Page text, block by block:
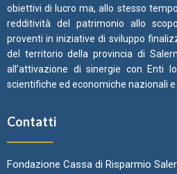
obiettivi di lucro ma, allo stesso
redditività del patrimonio allo
proventi in iniziative di sviluppo
del territorio della provincia di
all’attivazione di sinergie con Enti
scientifiche ed economiche nazionali e
Contatti
Fondazione Cassa di Risparmio